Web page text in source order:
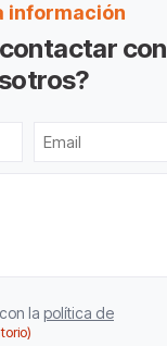
información
con
Email
la política de